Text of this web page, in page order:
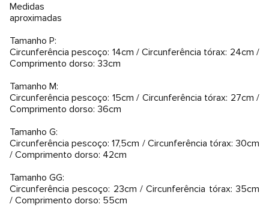
Medidas
aproximadas
Tamanho P:
Circunferência pescoço: 14cm / Circunferência tórax: 24cm /
Comprimento dorso: 33cm
Tamanho M:
Circunferência pescoço: 15cm / Circunferência tórax: 27cm /
Comprimento dorso: 36cm
Tamanho G:
Circunferência pescoço: 17,5cm / Circunferência tórax: 30cm
/ Comprimento dorso: 42cm
Tamanho GG:
Circunferência pescoço: 23cm / Circunferência tórax: 35cm
/ Comprimento dorso: 55cm